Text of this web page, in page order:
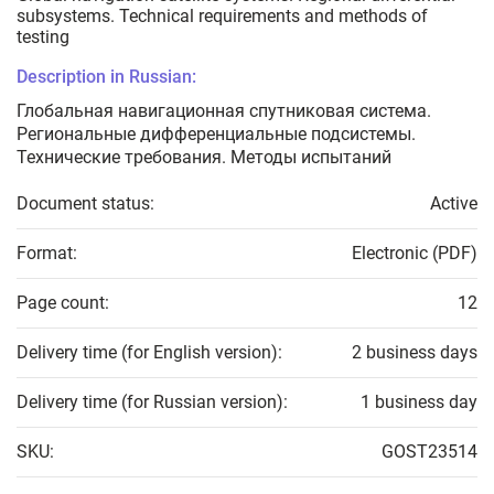
subsystems. Technical requirements and methods of
testing
Description in Russian:
Глобальная навигационная спутниковая система.
Региональные дифференциальные подсистемы.
Технические требования. Методы испытаний
Document status: Active
Format: Electronic (PDF)
Page count: 12
Delivery time (for English version): 2 business days
Delivery time (for Russian version): 1 business day
SKU: GOST23514